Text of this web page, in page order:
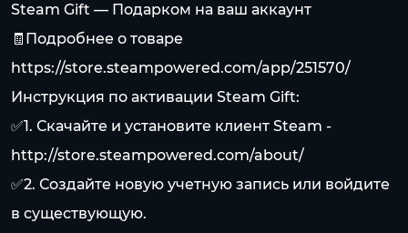
Steam Gift — Подарком на ваш аккаунт
🧾Подробнее о товаре
https://store.steampowered.com/app/251570/
Инструкция по активации Steam Gift:
✅1. Скачайте и установите клиент Steam -
http://store.steampowered.com/about/
✅2. Создайте новую учетную запись или войдите
в существующую.